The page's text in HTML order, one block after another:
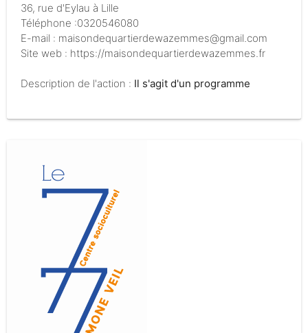
36, rue d'Eylau à Lille
Téléphone :0320546080
E-mail : maisondequartierdewazemmes@gmail.com
Site web : https://maisondequartierdewazemmes.fr
Description de l'action : Il s'agit d'un programme